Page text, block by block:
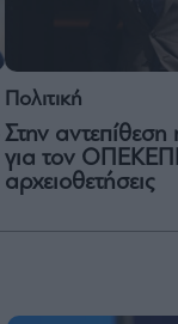
Πολιτική
Στην
για τον
αρχειοθετήσεις